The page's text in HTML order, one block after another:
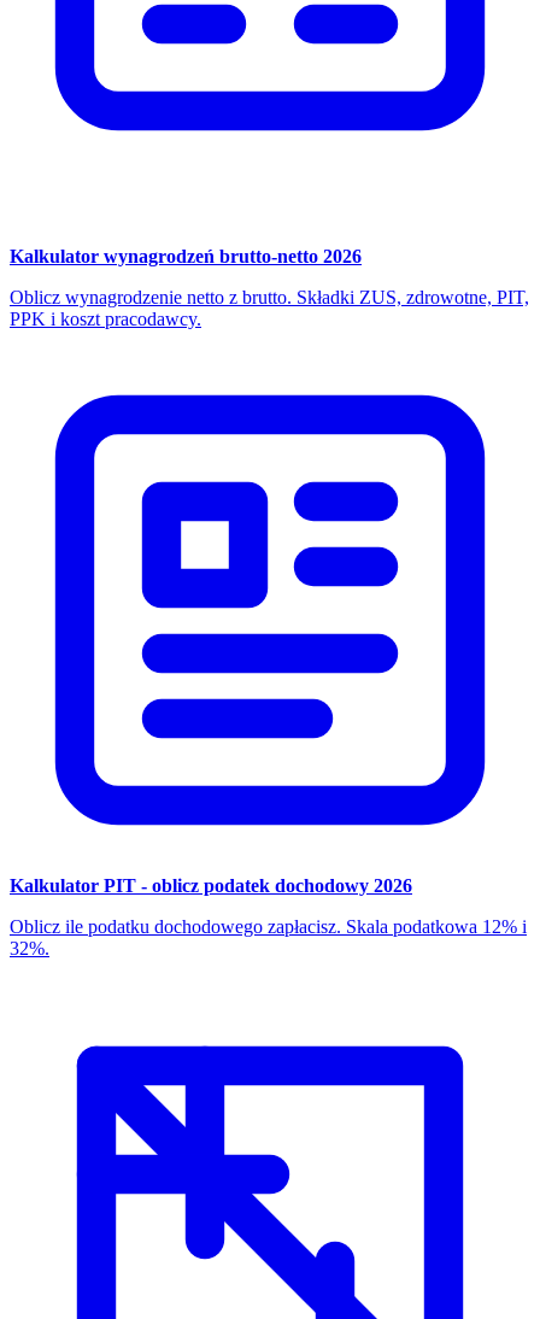
Kalkulator wynagrodzeń brutto-netto 2026
Oblicz wynagrodzenie netto z brutto. Składki ZUS, zdrowotne, PIT,
PPK i koszt pracodawcy.
Kalkulator PIT - oblicz podatek dochodowy 2026
Oblicz ile podatku dochodowego zapłacisz. Skala podatkowa 12% i
32%.